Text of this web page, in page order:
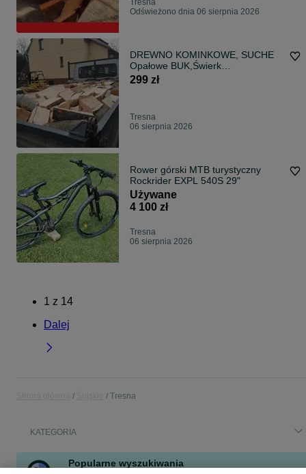
Tresna
Odświeżono dnia 06 sierpnia 2026
DREWNO KOMINKOWE, SUCHE
Opałowe BUK,Świerk
Brzoza,+GRATIS Drewno rozp
299 zł
Tresna
06 sierpnia 2026
Rower górski MTB turystyczny
Rockrider EXPL 540S 29"
Używane
4 100 zł
Tresna
06 sierpnia 2026
1 z 14
Dalej
Tresna
KATEGORIA
Popularne wyszukiwania